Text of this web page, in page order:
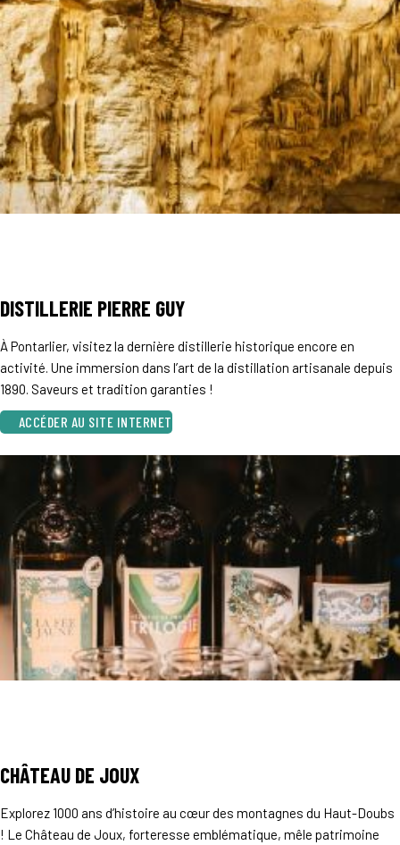
DISTILLERIE PIERRE GUY
À Pontarlier, visitez la dernière distillerie historique encore en
activité. Une immersion dans l’art de la distillation artisanale depuis
1890. Saveurs et tradition garanties !
ACCÉDER AU SITE INTERNET
CHÂTEAU DE JOUX
Explorez 1000 ans d’histoire au cœur des montagnes du Haut-Doubs
! Le Château de Joux, forteresse emblématique, mêle patrimoine